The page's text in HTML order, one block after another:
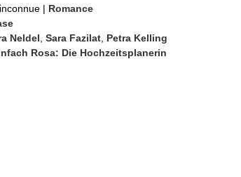
| Romance
Neldel Sara Fazilat Petra Kelling
Rosa: Die Hochzeitsplanerin